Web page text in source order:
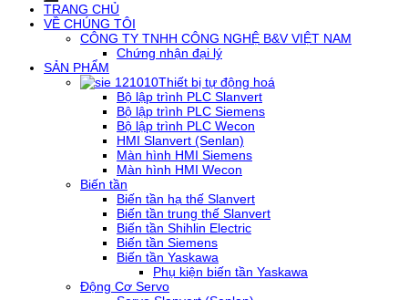
TRANG CHỦ
VỀ CHÚNG TÔI
CÔNG TY TNHH CÔNG NGHỆ B&V VIỆT NAM
Chứng nhận đại lý
SẢN PHẨM
Thiết bị tự động hoá
Bộ lập trình PLC Slanvert
Bộ lập trình PLC Siemens
Bộ lập trình PLC Wecon
HMI Slanvert (Senlan)
Màn hình HMI Siemens
Màn hình HMI Wecon
Biến tần
Biến tần hạ thế Slanvert
Biến tần trung thế Slanvert
Biến tần Shihlin Electric
Biến tần Siemens
Biến tần Yaskawa
Phụ kiện biến tần Yaskawa
Động Cơ Servo